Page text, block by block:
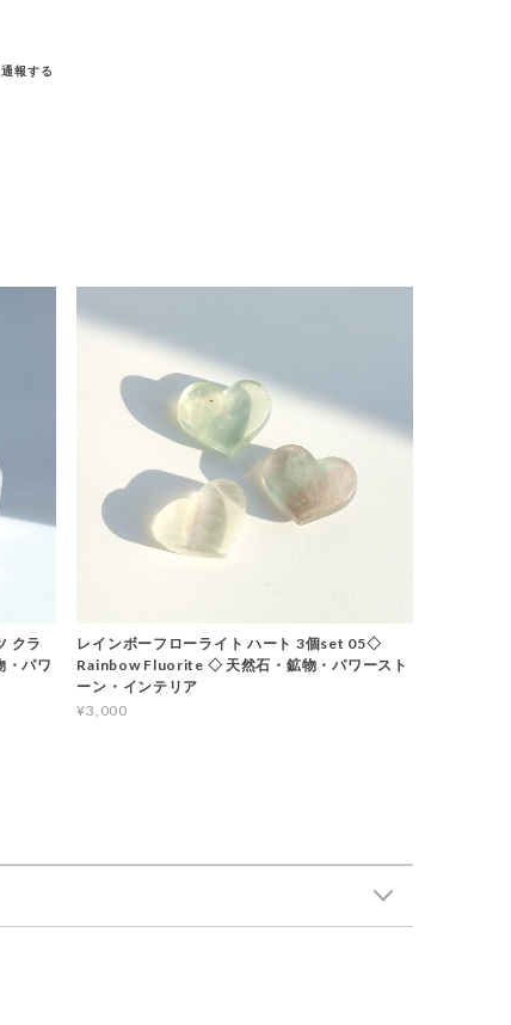
通報する
クラ
パワ
レインボーフローライト ハート 3個set 05◇
Rainbow Fluorite ◇ 天然石・鉱物・パワースト
ーン・インテリア
¥3,000